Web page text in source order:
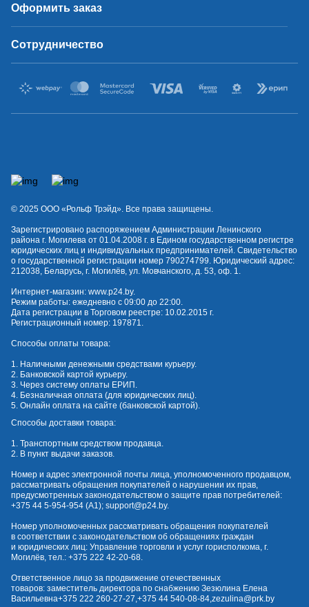
Оформить заказ
Сотрудничество
© 2025 OOO «Рольф Трэйд». Все права защищены.
Зарегистрировано распоряжением Администрации Ленинского
района г. Могилева от 01.04.2008 г. в Едином государственном регистре
юридических лиц и индивидуальных предпринимателей. Свидетельство
о государственной регистрации номер 790274799. Юридический адрес:
212038, Беларусь, г. Могилёв, ул. Мовчанского, д. 53, оф. 1.
Интернет-магазин: www.p24.by.
Режим работы: ежедневно с 09:00 до 22:00.
Дата регистрации в Торговом реестре: 10.02.2015 г.
Регистрационный номер: 197871.
Способы оплаты товара:
1. Наличными денежными средствами курьеру.
2. Банковской картой курьеру.
3. Через систему оплаты ЕРИП.
4. Безналичная оплата (для юридических лиц).
5. Онлайн оплата на сайте (банковской картой).
Способы доставки товара:
1. Транспортным средством продавца.
2. В пункт выдачи заказов.
Номер и адрес электронной почты лица, уполномоченного продавцом,
рассматривать обращения покупателей о нарушении их прав,
предусмотренных законодательством о защите прав потребителей:
+375 44 5-954-954 (А1); support@p24.by.
Номер уполномоченных рассматривать обращения покупателей
в соответствии с законодательством об обращениях граждан
и юридических лиц: Управление торговли и услуг горисполкома, г.
Могилёв, тел.: +375 222 42-20-68.
Ответственное лицо за продвижение отечественных
товаров: заместитель директора по снабжению Зезюлина Елена
Васильевна+375 222 260-27-27,+375 44 540-08-84,zezulina@prk.by